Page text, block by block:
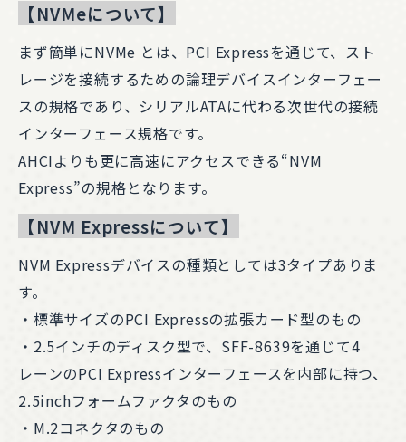
【NVMeについて】
まず簡単にNVMe とは、PCI Expressを通じて、スト
レージを接続するための論理デバイスインターフェー
スの規格であり、シリアルATAに代わる次世代の接続
インターフェース規格です。
AHCIよりも更に高速にアクセスできる“NVM
Express”の規格となります。
【NVM Expressについて】
NVM Expressデバイスの種類としては3タイプありま
す。
・標準サイズのPCI Expressの拡張カード型のもの
・2.5インチのディスク型で、SFF-8639を通じて4
レーンのPCI Expressインターフェースを内部に持つ、
2.5inchフォームファクタのもの
・M.2コネクタのもの